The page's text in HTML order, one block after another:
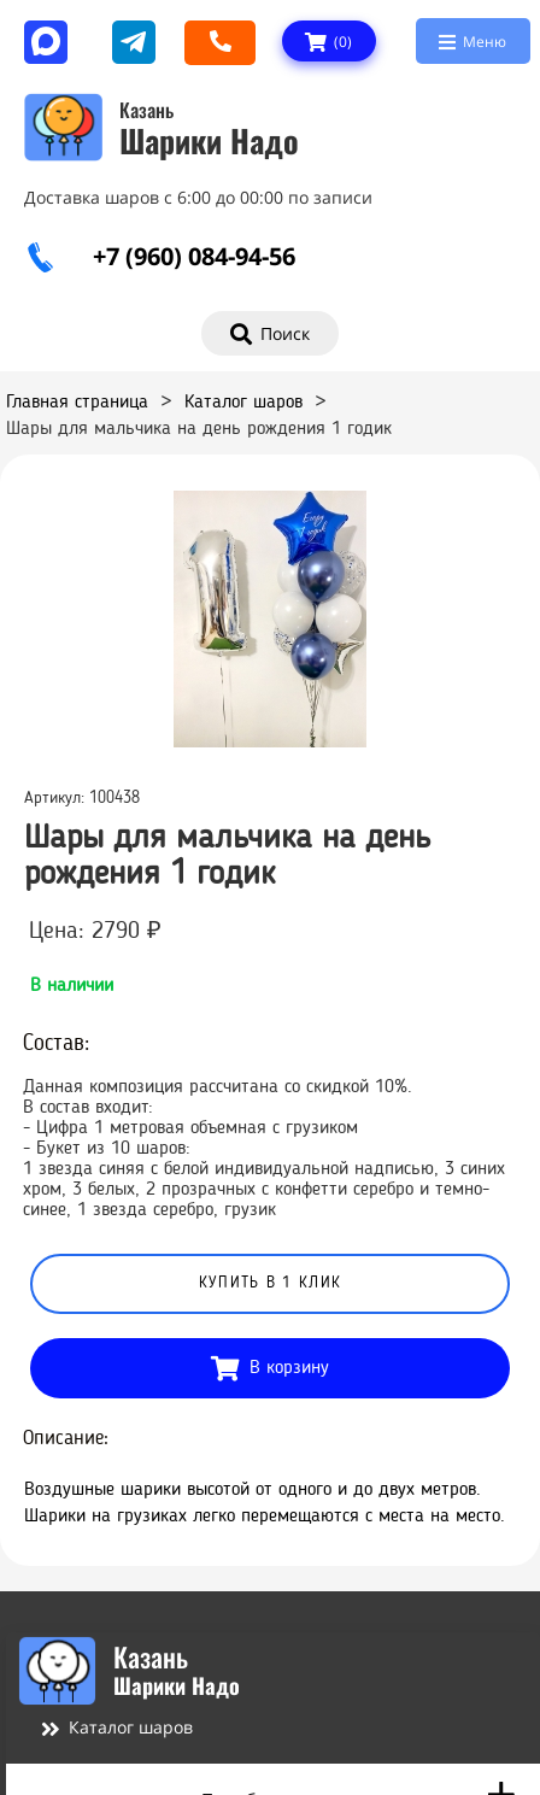
(0) Меню
Казань
Шарики Надо
Доставка шаров с 6:00 до 00:00 по записи
+7 (960) 084-94-56
Поиск
Главная страница > Каталог шаров
>
Шары для мальчика на день рождения 1 годик
Артикул: 100438
Шары для мальчика на день
рождения 1 годик
Цена: 2790 ₽
В наличии
Состав:
Данная композиция рассчитана со скидкой 10%.
В состав входит:
- Цифра 1 метровая объемная с грузиком
- Букет из 10 шаров:
1 звезда синяя с белой индивидуальной надписью, 3 синих
хром, 3 белых, 2 прозрачных с конфетти серебро и темно-
синее, 1 звезда серебро, грузик
КУПИТЬ В 1 КЛИК
В корзину
Описание:
Воздушные шарики высотой от одного и до двух метров.
Шарики на грузиках легко перемещаются с места на место.
Казань
Шарики Надо
Каталог шаров